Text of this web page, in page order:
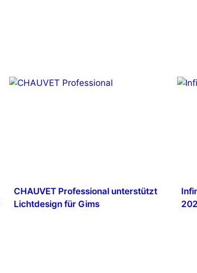
CHAUVET Professional unterstützt
Lichtdesign für Gims